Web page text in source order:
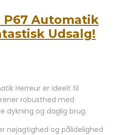
P67 Automatik
Udsalg!
kr..
Herreur er ideelt til
robusthed med
dykning og daglig brug.
nøjagtighed og pålidelighed